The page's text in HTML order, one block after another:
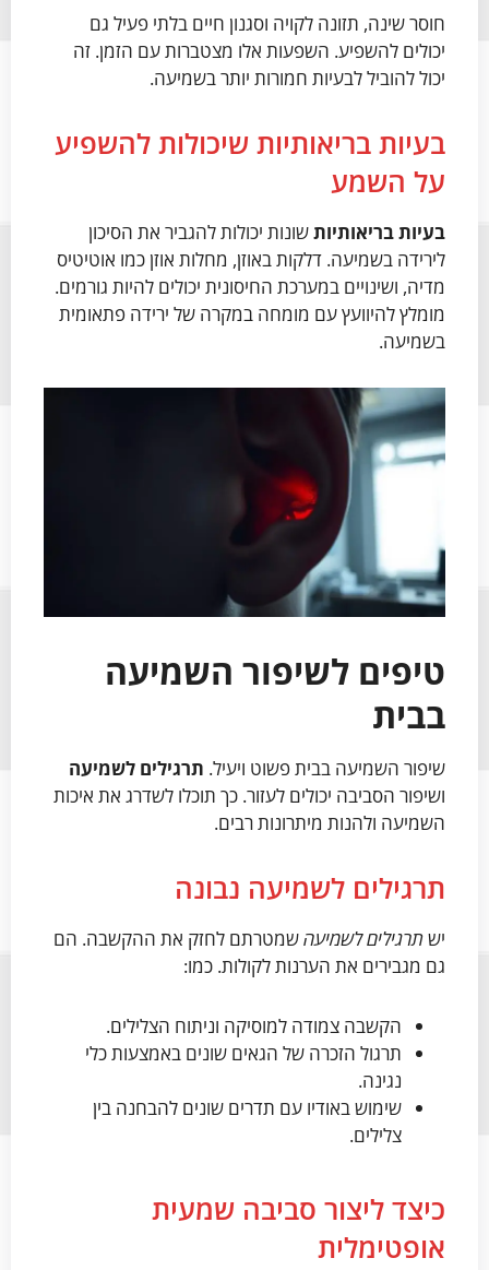
חוסר שינה, תזונה לקויה וסגנון חיים בלתי פעיל גם
יכולים להשפיע. השפעות אלו מצטברות עם הזמן. זה
יכול להוביל לבעיות חמורות יותר בשמיעה.
בעיות בריאותיות שיכולות להשפיע
על השמע
בעיות בריאותיותשונות יכולות להגביר את הסיכון
לירידה בשמיעה. דלקות באוזן, מחלות אוזן כמו אוטיטיס
מדיה, ושינויים במערכת החיסונית יכולים להיות גורמים.
מומלץ להיוועץ עם מומחה במקרה של ירידה פתאומית
בשמיעה.
טיפים לשיפור השמיעה
בבית
שיפור השמיעה בבית פשוט ויעיל. תרגילים לשמיעה
ושיפור הסביבה יכולים לעזור. כך תוכלו לשדרג את איכות
השמיעה ולהנות מיתרונות רבים.
תרגילים לשמיעה נבונה
ישתרגילים לשמיעהשמטרתם לחזק את ההקשבה. הם
גם מגבירים את הערנות לקולות. כמו:
הקשבה צמודה למוסיקה וניתוח הצלילים.
תרגול הזכרה של הגאים שונים באמצעות כלי
נגינה.
שימוש באודיו עם תדרים שונים להבחנה בין
צלילים.
כיצד ליצור סביבה שמעית
אופטימלית